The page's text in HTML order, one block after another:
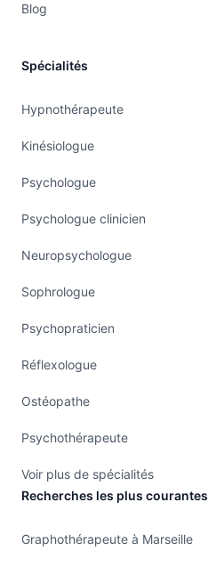
Blog
Spécialités
Hypnothérapeute
Kinésiologue
Psychologue
Psychologue clinicien
Neuropsychologue
Sophrologue
Psychopraticien
Réflexologue
Ostéopathe
Psychothérapeute
Voir plus de spécialités
Recherches les plus courantes
Graphothérapeute à Marseille